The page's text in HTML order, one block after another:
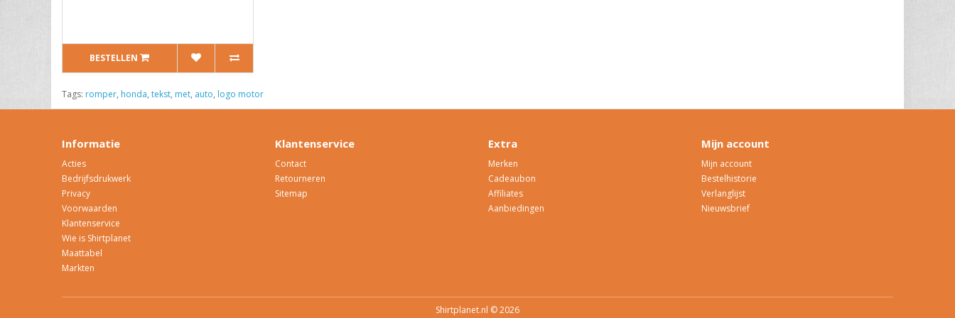
BESTELLEN
Tags: romper, honda, tekst, met, auto, logo motor
Informatie
Acties
Bedrijfsdrukwerk
Privacy
Voorwaarden
Klantenservice
Wie is Shirtplanet
Maattabel
Markten
Klantenservice
Contact
Retourneren
Sitemap
Extra
Merken
Cadeaubon
Affiliates
Aanbiedingen
Mijn account
Mijn account
Bestelhistorie
Verlanglijst
Nieuwsbrief
Shirtplanet.nl © 2026